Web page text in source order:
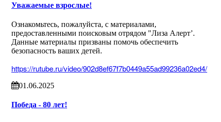
Уважаемые взрослые!
Ознакомьтесь, пожалуйста, с материалами,
предоставленными поисковым отрядом "Лиза Алерт’.
Данные материалы призваны помочь обеспечить
безопасность ваших детей.
https://rutube.ru/video/902d8ef67f7b0449a55ad99236a02ed4/
01.06.2025
Победа - 80 лет!